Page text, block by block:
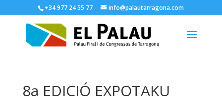
+34 977 24 55 77 info@palautarragona.com
8a EDICIÓ EXPOTAKU